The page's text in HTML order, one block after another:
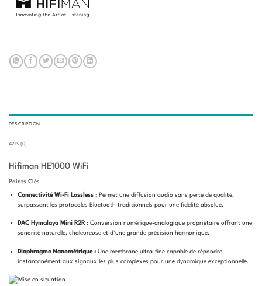
DESCRIPTION
AVIS (0)
Hifiman HE1000 WiFi
Points Clés
Connectivité Wi-Fi Lossless :Permet une diffusion audio sans perte de qualité,
surpassant les protocoles Bluetooth traditionnels pour une fidélité absolue.
DAC Hymalaya Mini R2R :Conversion numérique-analogique propriétaire offrant une
sonorité naturelle, chaleureuse et d’une grande précision harmonique.
Diaphragme Nanométrique :Une membrane ultra-fine capable de répondre
instantanément aux signaux les plus complexes pour une dynamique exceptionnelle.